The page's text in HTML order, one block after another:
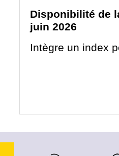
Disponibilité de
juin 2026
Intègre un index